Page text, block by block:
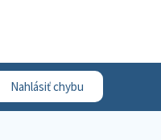
Nahlásiť chybu